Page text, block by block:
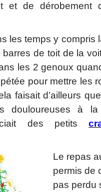
et de dérobement
les temps y compris
de toit de la
les 2 genoux
pour mettre les
faisait d’ailleurs
douloureuses à
des petits
Le repas
permis de
pas perdu